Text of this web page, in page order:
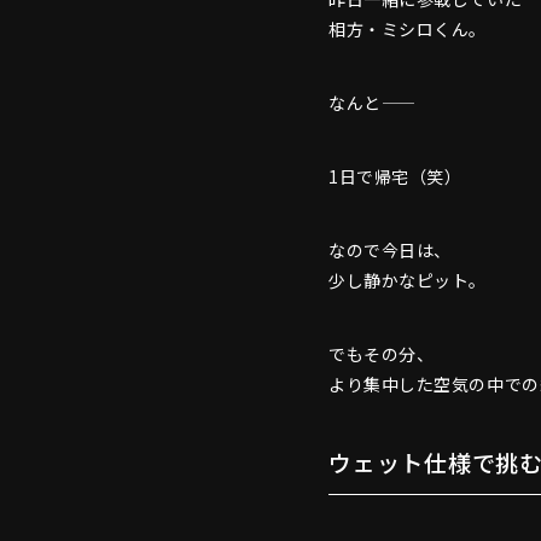
相方・ミシロくん。
なんと——
1日で帰宅（笑）
なので今日は、
少し静かなピット。
でもその分、
より集中した空気の中で
ウェット仕様で挑む